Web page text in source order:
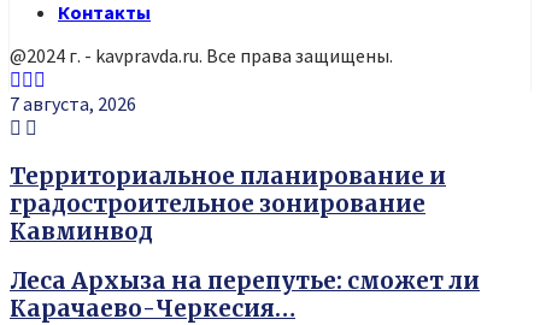
Контакты
@2024 г. - kavpravda.ru. Все права защищены.
Youtube
Vk
7 августа, 2026
Территориальное планирование и
градостроительное зонирование
Кавминвод
Леса Архыза на перепутье: сможет ли
Карачаево-Черкесия…